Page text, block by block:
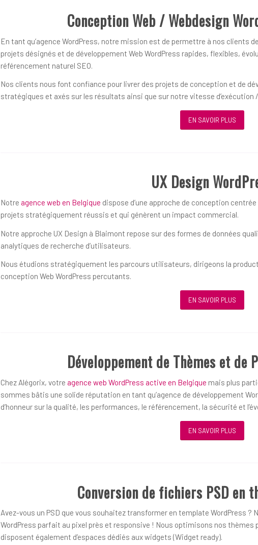
Conception Web / Webdesign
En tant qu’agence WordPress, notre mission est de permettre à nos clients
projets désignés et de développement Web WordPress rapides, flexibles,
référencement naturel SEO.
Nos clients nous font confiance pour livrer des projets de conception et de
stratégiques et axés sur les résultats ainsi que sur notre vitesse d’exécution
EN SAVOIR PLUS
UX Design
Notre agence web en Belgique dispose d’une approche de conception
projets stratégiquement réussis et qui génèrent un impact commercial.
Notre approche UX Design à Blaimont repose sur des formes de données
analytiques de recherche d’utilisateurs.
Nous étudions stratégiquement les parcours utilisateurs, dirigeons la
conception Web WordPress percutants.
EN SAVOIR PLUS
Développement de Thèmes et de
Chez Alégorix, votre agence web WordPress active en Belgique mais plus
sommes bâtis une solide réputation en tant qu’agence de développement
d’honneur sur la qualité, les performances, le référencement, la sécurité et
EN SAVOIR PLUS
Conversion de fichiers PSD en
Avez-vous un PSD que vous souhaitez transformer en template WordPress ?
WordPress parfait au pixel près et responsive ! Nous optimisons nos thèmes
disposent également d’espaces dédiés aux widgets (Widget ready).